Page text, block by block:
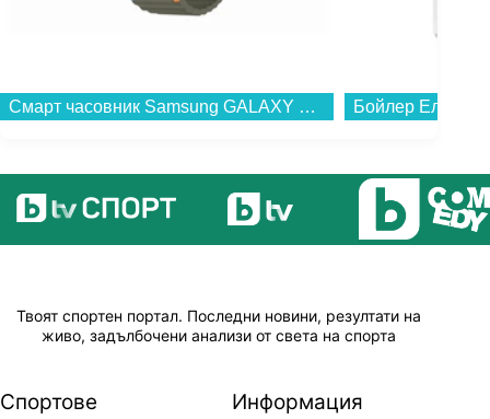
Смарт часовник Samsung GALAXY WATCH 7 44MM GREEN SM-L310NZGA , 1.47 , 2 , 32GB вградена памет , Exynos W1000...
Твоят спортен портал. Последни новини, резултати на
живо, задълбочени анализи от света на спорта
Спортове Информация